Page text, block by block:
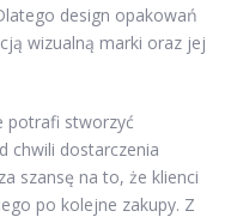
design opakowań
wizualną marki oraz jej
potrafi stworzyć
chwili dostarczenia
szansę na to, że klienci
po kolejne zakupy. Z